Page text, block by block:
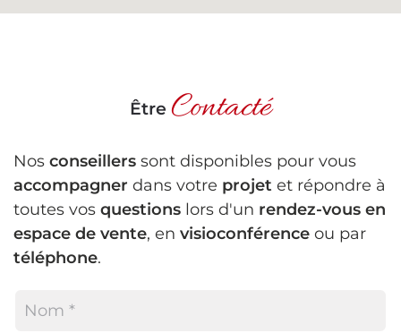
Être Contacté
Nos conseillers sont disponibles pour vous
accompagner dans votre projet et répondre à
toutes vos questions lors d'un rendez-vous en
espace de vente, en visioconférence ou par
téléphone.